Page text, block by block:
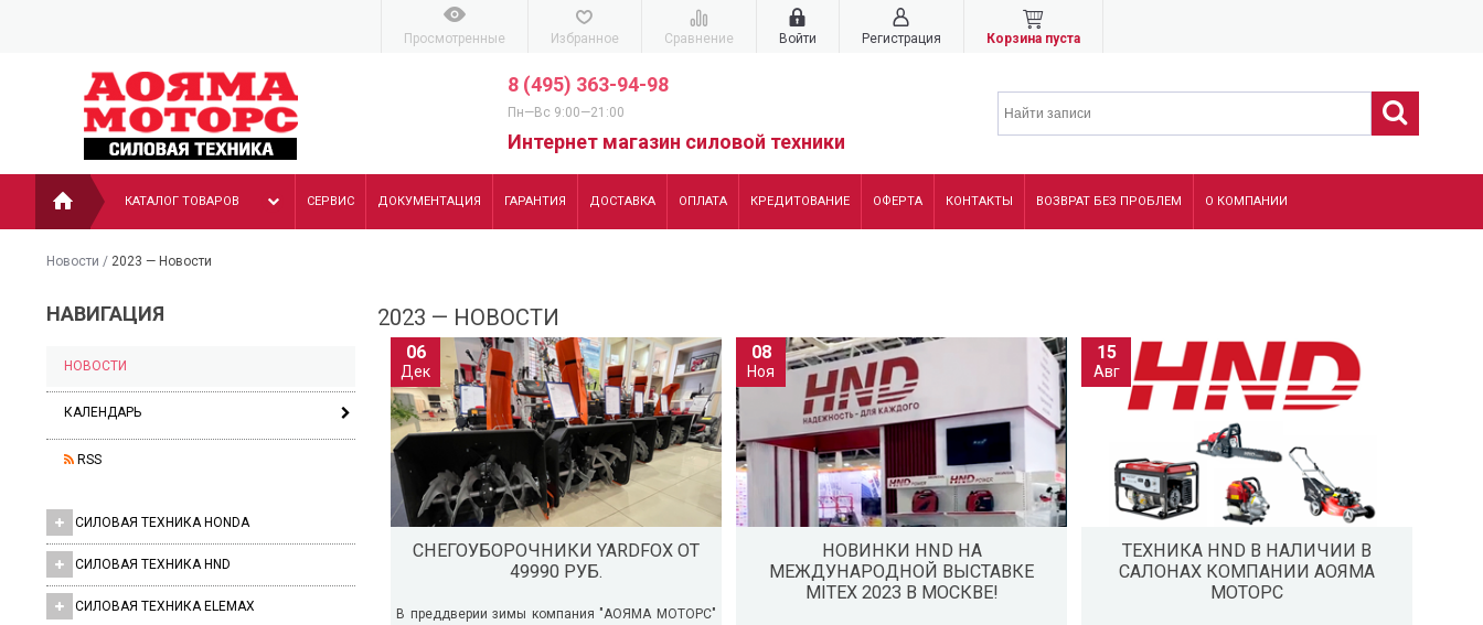
Просмотренные Избранное Сравнение Войти Регистрация Корзина пуста
8 (495) 363-94-98
Пн—Вс 9:00—21:00
Интернет магазин силовой техники
КАТАЛОГ ТОВАРОВ СЕРВИС ДОКУМЕНТАЦИЯ ГАРАНТИЯ ДОСТАВКА ОПЛАТА КРЕДИТОВАНИЕ ОФЕРТА КОНТАКТЫ ВОЗВРАТ БЕЗ ПРОБЛЕМ О КОМПАНИИ
Новости / 2023 — Новости
НАВИГАЦИЯ
НОВОСТИ
КАЛЕНДАРЬ
RSS
СИЛОВАЯ ТЕХНИКА HONDA
СИЛОВАЯ ТЕХНИКА HND
СИЛОВАЯ ТЕХНИКА ELEMAX
2023 — НОВОСТИ
06
Дек
СНЕГОУБОРОЧНИКИ YARDFOX ОТ
49990 РУБ.
В преддверии зимы компания "АОЯМА МОТОРС"
08
Ноя
НОВИНКИ HND НА
МЕЖДУНАРОДНОЙ ВЫСТАВКЕ
MITEX 2023 В МОСКВЕ!
15
Авг
ТЕХНИКА HND В НАЛИЧИИ В
САЛОНАХ КОМПАНИИ АОЯМА
МОТОРС